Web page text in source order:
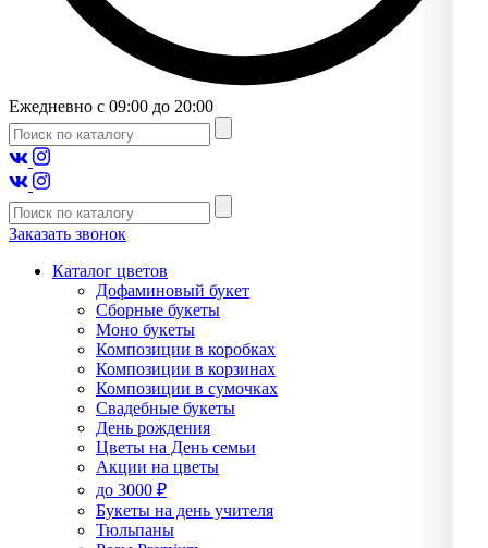
Ежедневно с 09:00 до 20:00
Заказать звонок
Каталог цветов
Дофаминовый букет
Сборные букеты
Моно букеты
Композиции в коробках
Композиции в корзинах
Композиции в сумочках
Свадебные букеты
День рождения
Цветы на День семьи
Акции на цветы
до 3000 ₽
Букеты на день учителя
Тюльпаны